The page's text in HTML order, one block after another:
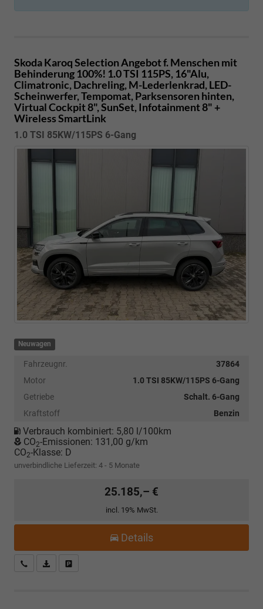
Skoda KaroqSelection Angebot f. Menschen mit
Behinderung 100%! 1.0 TSI 115PS, 16"Alu,
Climatronic, Dachreling, M-Lederlenkrad, LED-
Scheinwerfer, Tempomat, Parksensoren hinten,
Virtual Cockpit 8", SunSet, Infotainment 8" +
Wireless SmartLink
1.0 TSI 85KW/115PS 6-Gang
Neuwagen
Fahrzeugnr.
37864
Motor
1.0 TSI 85KW/115PS 6-Gang
Getriebe
Schalt. 6-Gang
Kraftstoff
Benzin
Verbrauch kombiniert: 5,80 l/100km
CO2-Emissionen: 131,00 g/km
CO2-Klasse: D
unverbindliche Lieferzeit: 4 - 5 Monate
25.185,– €
incl. 19% MwSt.
Details
Kostenloser Rückruf-Service
PDF-Datei, Fahrzeugexposé drucken